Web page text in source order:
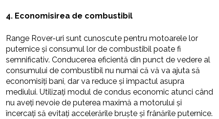
4. Economisirea de combustibil
Range Rover-uri sunt cunoscute pentru motoarele lor
puternice și consumul lor de combustibil poate fi
semnificativ. Conducerea eficientă din punct de vedere al
consumului de combustibil nu numai că vă va ajuta să
economisiți bani, dar va reduce și impactul asupra
mediului. Utilizați modul de condus economic atunci când
nu aveți nevoie de puterea maximă a motorului și
încercați să evitați accelerările bruște și frânările puternice.